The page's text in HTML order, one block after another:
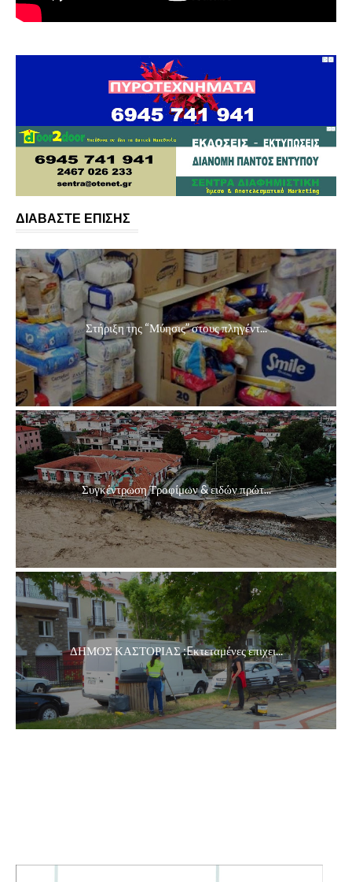
ΔΙΑΒΑΣΤΕ ΕΠΙΣΗΣ
Στήριξη της “Μύησις” στους πληγέντ...
Συγκέντρωση Τροφίμων & ειδών πρώτ...
ΔΗΜΟΣ ΚΑΣΤΟΡΙΑΣ :Eκτεταμένες επιχει...